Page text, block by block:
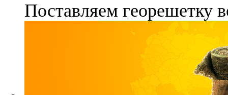
Поставляем георешетку